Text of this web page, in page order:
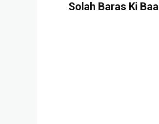
Solah Baras Ki